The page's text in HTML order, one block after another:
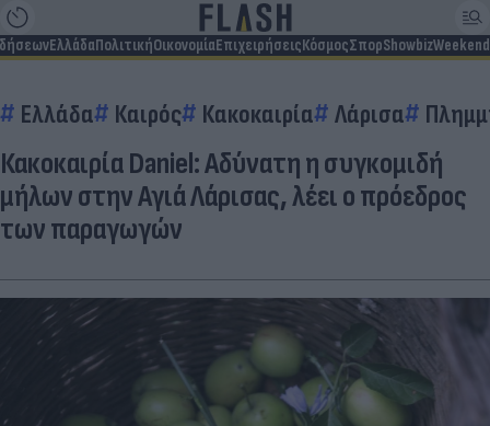
ΕλλάδαΠολιτικήΟικονομίαΕπιχειρήσειςΚόσμοςΣπορShowbizWeekend
Ελλάδα Καιρός Κακοκαιρία Λάρισα
Κακοκαιρία Daniel: Αδύνατη η συγκομιδή
μήλων στην Αγιά Λάρισας, λέει ο πρόεδρος
των παραγωγών